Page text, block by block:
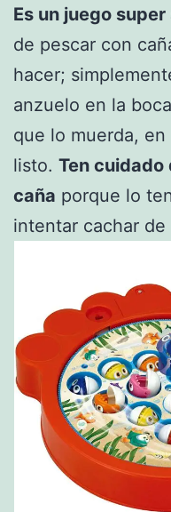
Es un juego
de pescar con
hacer;
anzuelo en la
que lo muerda,
listo. Ten cuidado
caña porque lo
intentar cachar de